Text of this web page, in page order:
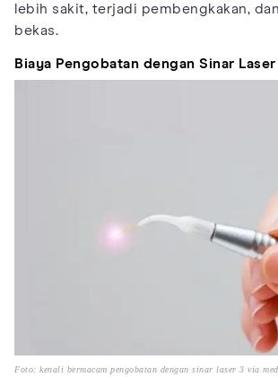
lebih sakit, terjadi pembengkakan,
bekas.
Biaya Pengobatan dengan Sinar Laser
Foto: kenali bermacam pengobatan dengan sinar laser 3 via